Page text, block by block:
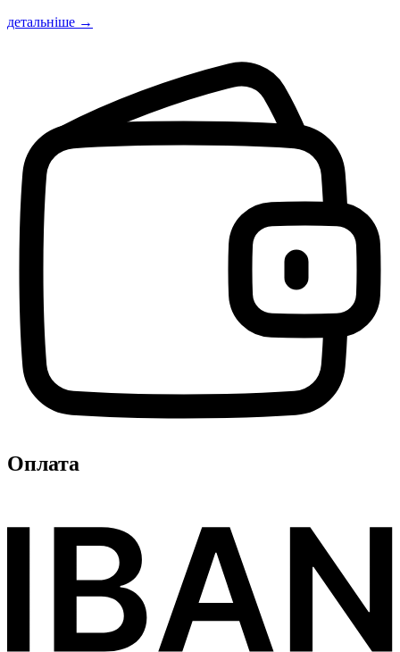
детальніше →
Оплата